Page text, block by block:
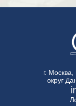
г.
округ